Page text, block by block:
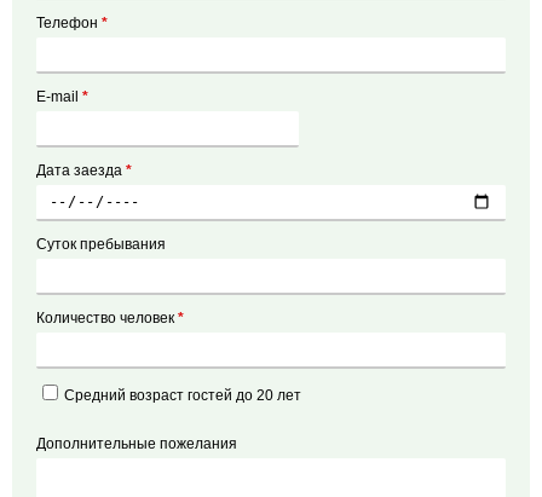
Телефон *
E-mail *
Дата заезда *
Суток пребывания
Количество человек *
Средний возраст гостей до 20 лет
Дополнительные пожелания